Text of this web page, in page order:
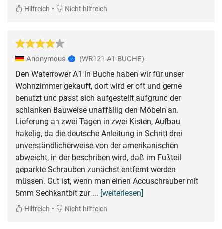
Hilfreich • Nicht hilfreich
Anonymous (WR121-A1-BUCHE)
Den Waterrower A1 in Buche haben wir für unser
Wohnzimmer gekauft, dort wird er oft und gerne
benutzt und passt sich aufgestellt aufgrund der
schlanken Bauweise unaffällig den Möbeln an.
Lieferung an zwei Tagen in zwei Kisten, Aufbau
hakelig, da die deutsche Anleitung in Schritt drei
unverständlicherweise von der amerikanischen
abweicht, in der beschriben wird, daß im Fußteil
geparkte Schrauben zunächst entfernt werden
müssen. Gut ist, wenn man einen Accuschrauber mit
5mm Sechkantbit zur ... [weiterlesen]
Hilfreich • Nicht hilfreich